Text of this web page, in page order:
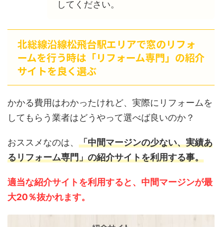
してください。
北総線沿線松飛台駅エリアで窓のリフォ
ームを行う時は「リフォーム専門」の紹介
サイトを良く選ぶ
かかる費用はわかったけれど、実際にリフォームを
してもらう業者はどうやって選べば良いのか？
おススメなのは、 「中間マージンの少ない、実績あ
るリフォーム専門」の紹介サイトを利用する事。
適当な紹介サイトを利用すると、中間マージンが最
大20％抜かれます。